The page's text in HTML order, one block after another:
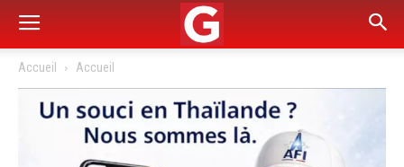
Accueil Accueil